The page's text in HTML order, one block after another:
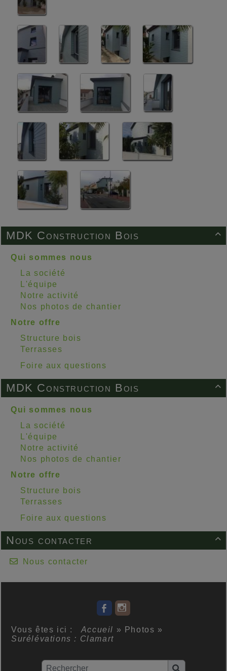

MDK Construction Bois
Qui sommes nous
La société
L'équipe
Notre activité
Nos photos de chantier
Notre offre
Structure bois
Terrasses
Foire aux questions

MDK Construction Bois
Qui sommes nous
La société
L'équipe
Notre activité
Nos photos de chantier
Notre offre
Structure bois
Terrasses
Foire aux questions

Nous contacter
Nous contacter
Vous êtes ici : Accueil » Photos »
Surélévations : Clamart